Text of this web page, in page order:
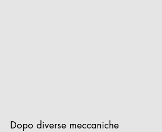
Dopo diverse meccaniche